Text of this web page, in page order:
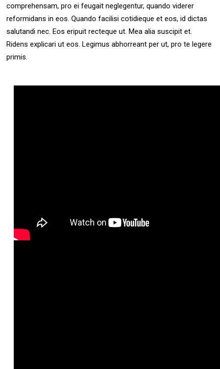
comprehensam, pro ei feugait neglegentur, quando viderer
reformidans in eos. Quando facilisi cotidieque et eos, id dictas
salutandi nec. Eos eripuit recteque ut. Mea alia suscipit et.
Ridens explicari ut eos. Legimus abhorreant per ut, pro te legere
primis.